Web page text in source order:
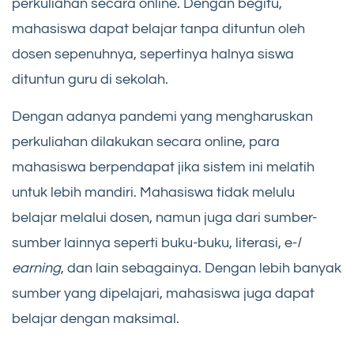
perkuliahan secara online. Dengan begitu,
mahasiswa dapat belajar tanpa dituntun oleh
dosen sepenuhnya, sepertinya halnya siswa
dituntun guru di sekolah.
Dengan adanya pandemi yang mengharuskan
perkuliahan dilakukan secara online, para
mahasiswa berpendapat jika sistem ini melatih
untuk lebih mandiri. Mahasiswa tidak melulu
belajar melalui dosen, namun juga dari sumber-
sumber lainnya seperti buku-buku, literasi, e-l
earning, dan lain sebagainya. Dengan lebih banyak
sumber yang dipelajari, mahasiswa juga dapat
belajar dengan maksimal.